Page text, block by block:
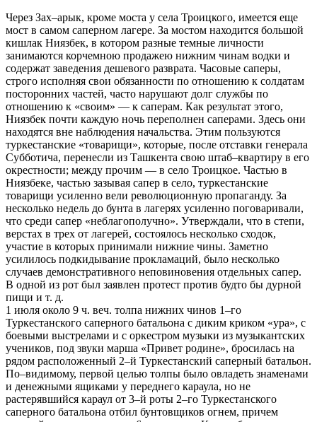
Через Зах–арык, кроме моста у села Троицкого, имеется еще
мост в самом саперном лагере. За мостом находится большой
кишлак Ниязбек, в котором разные темные личности
занимаются корчемною продажею нижним чинам водки и
содержат заведения дешевого разврата. Часовые саперы,
строго исполняя свои обязанности по отношению к солдатам
посторонних частей, часто нарушают долг службы по
отношению к «своим» — к саперам. Как результат этого,
Ниязбек почти каждую ночь переполнен саперами. Здесь они
находятся вне наблюдения начальства. Этим пользуются
туркестанские «товарищи», которые, после отставки генерала
Субботича, перенесли из Ташкента свою штаб–квартиру в его
окрестности; между прочим — в село Троицкое. Частью в
Ниязбеке, частью зазывая сапер в село, туркестанские
товарищи усиленно вели революционную пропаганду. За
несколько недель до бунта в лагерях усиленно поговаривали,
что среди сапер «неблагополучно». Утверждали, что в степи,
верстах в трех от лагерей, состоялось несколько сходок,
участие в которых принимали нижние чины. Заметно
усилилось подкидывание прокламаций, было несколько
случаев демонстративного неповиновения отдельных сапер.
В одной из рот был заявлен протест против будто бы дурной
пищи и т. д.
1 июля около 9 ч. веч. толпа нижних чинов 1–го
Туркестанского саперного батальона с диким криком «ура», с
боевыми выстрелами и с оркестром музыки из музыкантских
учеников, под звуки марша «Привет родине», бросилась на
рядом расположенный 2–й Туркестанский саперный батальон.
По–видимому, первой целью толпы было овладеть знаменами
и денежными ящиками у переднего караула, но не
растерявшийся караул от 3–й роты 2–го Туркестанского
саперного батальона отбил бунтовщиков огнем, причем